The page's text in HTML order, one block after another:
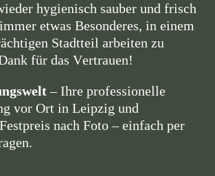
hygienisch sauber und frisch
etwas Besonderes, in einem
Stadtteil arbeiten zu
für das Vertrauen!
– Ihre professionelle
vor Ort in Leipzig und
nach Foto – einfach per